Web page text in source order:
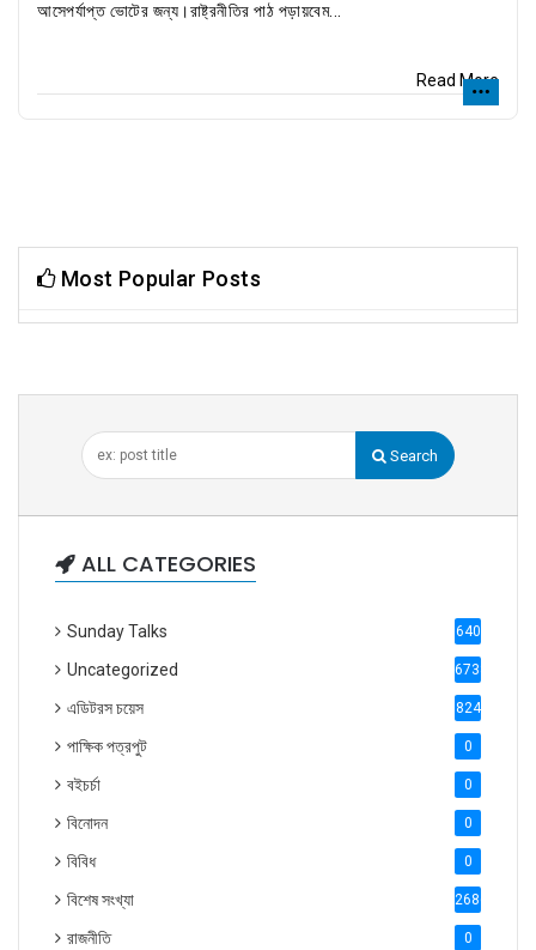
আসেপর্যাপ্ত ভোটের জন্য।রাষ্ট্রনীতির পাঠ পড়ায়বেম...
Read More
Most Popular Posts
Search
ALL CATEGORIES
Sunday Talks 640
Uncategorized 6738
এডিটরস চয়েস 824
পাক্ষিক পত্রপুট 0
বইচর্চা 0
বিনোদন 0
বিবিধ 0
বিশেষ সংখ্যা 2686
রাজনীতি 0